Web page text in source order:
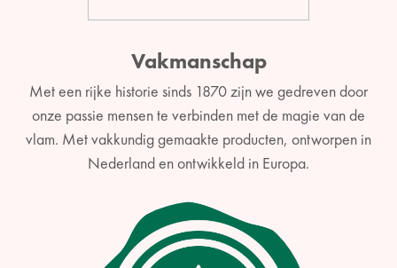
Vakmanschap
Met een rijke historie sinds 1870 zijn we gedreven door
onze passie mensen te verbinden met de magie van de
vlam. Met vakkundig gemaakte producten, ontworpen in
Nederland en ontwikkeld in Europa.